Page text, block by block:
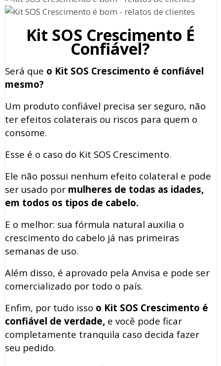
Kit SOS Crescimento É
Confiável?
Será que o Kit SOS Crescimento é confiável
mesmo?
Um produto confiável precisa ser seguro, não
ter efeitos colaterais ou riscos para quem o
consome.
Esse é o caso do Kit SOS Crescimento.
Ele não possui nenhum efeito colateral e pode
ser usado por mulheres de todas as idades,
em todos os tipos de cabelo.
E o melhor: sua fórmula natural auxilia o
crescimento do cabelo já nas primeiras
semanas de uso.
Além disso, é aprovado pela Anvisa e pode ser
comercializado por todo o país.
Enfim, por tudo isso o Kit SOS Crescimento é
confiável de verdade, e você pode ficar
completamente tranquila caso decida fazer
seu pedido.